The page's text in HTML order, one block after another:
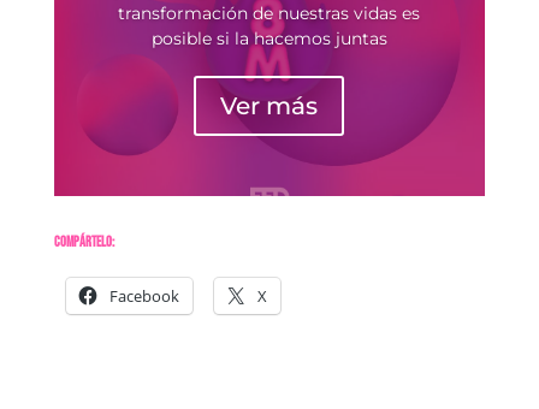
transformación de nuestras vidas es
posible si la hacemos juntas
Ver más
Compártelo:
Facebook X